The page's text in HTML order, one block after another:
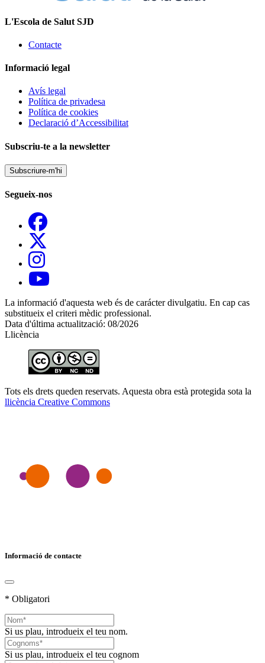
L'Escola de Salut SJD
Contacte
Informació legal
Avís legal
Política de privadesa
Política de cookies
Declaració d’Accessibilitat
Subscriu-te a la newsletter
Subscriure-m'hi
Segueix-nos
La informació d'aquesta web és de carácter divulgatiu. En cap cas
substitueix el criteri mèdic professional.
Data d'última actualització: 08/2026
Llicència
Tots els drets queden reservats. Aquesta obra està protegida sota la
llicència Creative Commons
Informació de contacte
* Obligatori
Si us plau, introdueix el teu nom.
Si us plau, introdueix el teu cognom